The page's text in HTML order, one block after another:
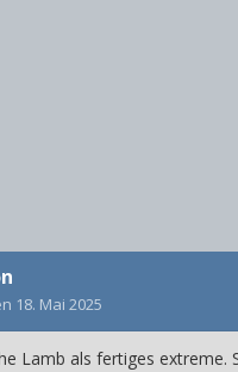
18. Mai 2025
Lamb als fertiges extreme.